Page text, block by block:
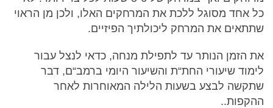
כל אחד מסוגל ללכת את המרחקים האלו, ולכן מן הראוי
שתתאים את המרחק ליכולתיך הפיזיים.
את הזמן הנותר עד לתפילת מנחה, כדאי לנצל עבור
לימוד שיעורי החת“ת והשיעור היומי ברמב“ם, דבר
שתקשה לבצע בשעות הלילה המאוחרות לאחר
ההקפות..